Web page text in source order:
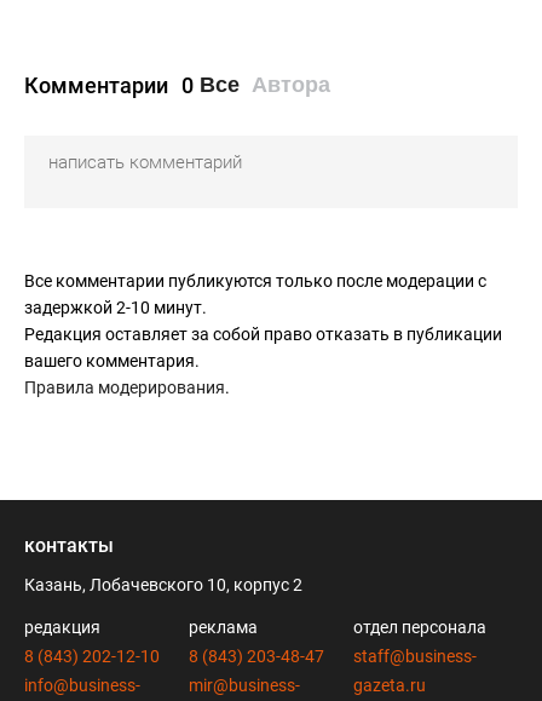
Комментарии 0 Все Автора
Все комментарии публикуются только после модерации с
задержкой 2-10 минут.
Редакция оставляет за собой право отказать в публикации
вашего комментария.
Правила модерирования.
контакты
Казань, Лобачевского 10, корпус 2
редакция
8 (843) 202-12-10
info@business-
реклама
8 (843) 203-48-47
mir@business-
отдел персонала
staff@business-
gazeta.ru